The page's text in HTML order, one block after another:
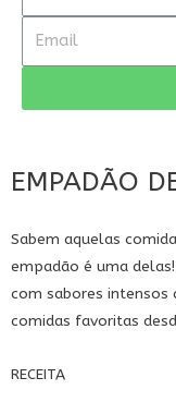
EMPADÃO
Sabem aquelas
empadão é uma
com sabores intensos
comidas favoritas
RECEITA